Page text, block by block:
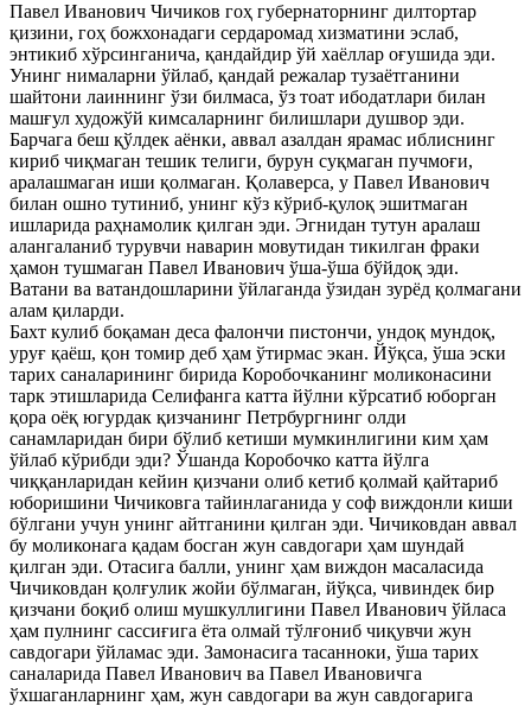
Павел Иванович Чичиков гоҳ губернаторнинг дилтортар
қизини, гоҳ божхонадаги сердаромад хизматини эслаб,
энтикиб хўрсинганича, қандайдир ўй хаёллар оғушида эди.
Унинг нималарни ўйлаб, қандай режалар тузаётганини
шайтони лаиннинг ўзи билмаса, ўз тоат ибодатлари билан
машғул художўй кимсаларнинг билишлари душвор эди.
Барчага беш қўлдек аёнки, аввал азалдан ярамас иблиснинг
кириб чиқмаган тешик телиги, бурун суқмаган пучмоғи,
аралашмаган иши қолмаган. Қолаверса, у Павел Иванович
билан ошно тутиниб, унинг кўз кўриб-қулоқ эшитмаган
ишларида раҳнамолик қилган эди. Эгнидан тутун аралаш
алангаланиб турувчи наварин мовутидан тикилган фраки
ҳамон тушмаган Павел Иванович ўша-ўша бўйдоқ эди.
Ватани ва ватандошларини ўйлаганда ўзидан зурёд қолмагани
алам қиларди.
Бахт кулиб боқаман деса фалончи пистончи, ундоқ мундоқ,
уруғ қаёш, қон томир деб ҳам ўтирмас экан. Йўқса, ўша эски
тарих саналарининг бирида Коробочканинг моликонасини
тарк этишларида Селифанга катта йўлни кўрсатиб юборган
қора оёқ югурдак қизчанинг Петрбургнинг олди
санамларидан бири бўлиб кетиши мумкинлигини ким ҳам
ўйлаб кўрибди эди? Ўшанда Коробочко катта йўлга
чиққанларидан кейин қизчани олиб кетиб қолмай қайтариб
юборишини Чичиковга тайинлаганида у соф виждонли киши
бўлгани учун унинг айтганини қилган эди. Чичиковдан аввал
бу моликонага қадам босган жун савдогари ҳам шундай
қилган эди. Отасига балли, унинг ҳам виждон масаласида
Чичиковдан қолғулик жойи бўлмаган, йўқса, чивиндек бир
қизчани боқиб олиш мушкуллигини Павел Иванович ўйласа
ҳам пулнинг сассиғига ёта олмай тўлғониб чиқувчи жун
савдогари ўйламас эди. Замонасига тасанноки, ўша тарих
саналарида Павел Иванович ва Павел Ивановичга
ўхшаганларнинг ҳам, жун савдогари ва жун савдогарига